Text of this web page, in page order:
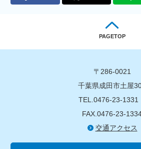
PAGETOP
〒286-0021
千葉県成田市土屋
TEL.0476-23-1331
FAX.0476-23-
交通アクセス